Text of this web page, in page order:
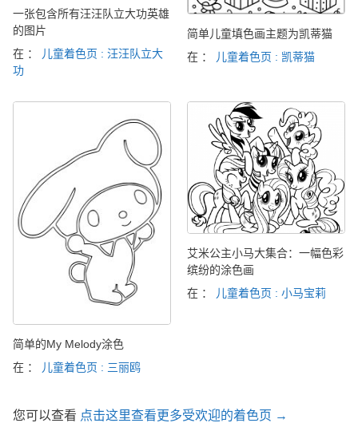
一张包含所有汪汪队立大功英雄
的图片
在 ：
儿童着色页 : 汪汪队立大
功
简单儿童填色画主题为凯蒂猫
在 ：
儿童着色页 : 凯蒂猫
简单的My Melody涂色
在 ：
儿童着色页 : 三丽鸥
艾米公主小马大集合：一幅色彩
缤纷的涂色画
在 ：
儿童着色页 : 小马宝莉
您可以查看 点击这里查看更多受欢迎的着色页 →